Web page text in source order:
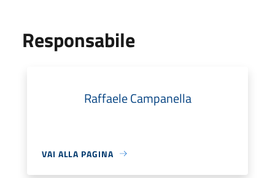
Responsabile
Raffaele Campanella
VAI ALLA PAGINA